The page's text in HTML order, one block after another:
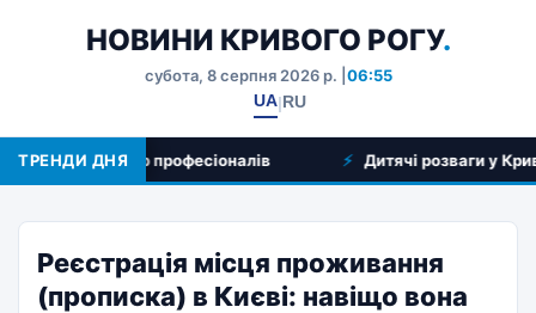
НОВИНИ КРИВОГО РОГУ.
субота, 8 серпня 2026 р. | 06:55
UA|RU
ТРЕНДИ ДНЯ
та вибір професіоналів Дитячі розваги у Кривому
Реєстрація місця проживання
(прописка) в Києві: навіщо вона